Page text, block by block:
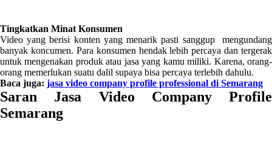
Tingkatkan Minat Konsumen
Video yang berisi konten yang menarik pasti sanggup mengundang
banyak koncumen. Para konsumen hendak lebih percaya dan tergerak
untuk mengenakan produk atau jasa yang kamu miliki. Karena, orang-
orang memerlukan suatu dalil supaya bisa percaya terlebih dahulu.
Baca juga: jasa video company profile professional di Semarang
Saran Jasa Video Company Profile
Semarang